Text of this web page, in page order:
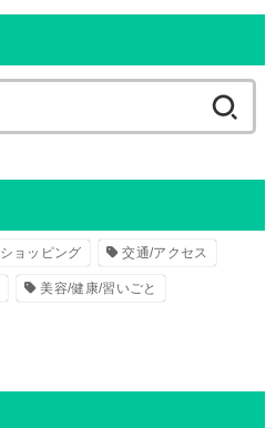
索
ショッピング 交通/アクセス
美容/健康/習いごと